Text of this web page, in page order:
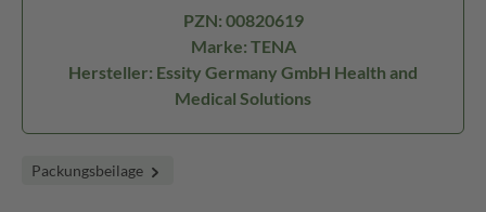
PZN: 00820619
Marke: TENA
Hersteller: Essity Germany GmbH Health and
Medical Solutions
Packungsbeilage